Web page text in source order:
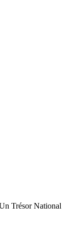
Trésor National